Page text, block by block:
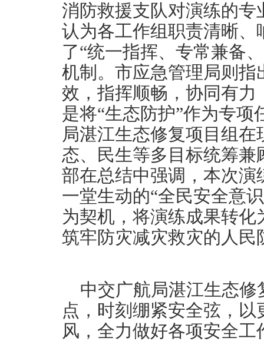
消防救援支队对演练的
认为各工作组职责清晰
了“统一指挥、专常兼备
机制。市应急管理局则
效，指挥顺畅，协同有
是将“生态防护”作为专
局湛江生态修复项目组
态、民生等多目标统筹
部在总结中强调，本次
一堂生动的“全民安全意
为契机，将演练成果转
筑牢防灾减灾救灾的人民
中交广航局湛江生态
点，时刻绷紧安全弦，
风，全力做好各项安全